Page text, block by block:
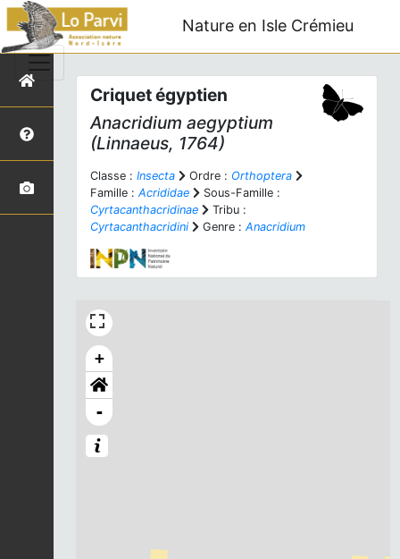
Nature en Isle Crémieu
Criquet égyptien
Anacridium aegyptium
(Linnaeus, 1764)
Classe : Insecta Ordre : Orthoptera
Famille : Acrididae
Sous-Famille :
Cyrtacanthacridinae
Tribu :
Cyrtacanthacridini
Genre : Anacridium
+
-